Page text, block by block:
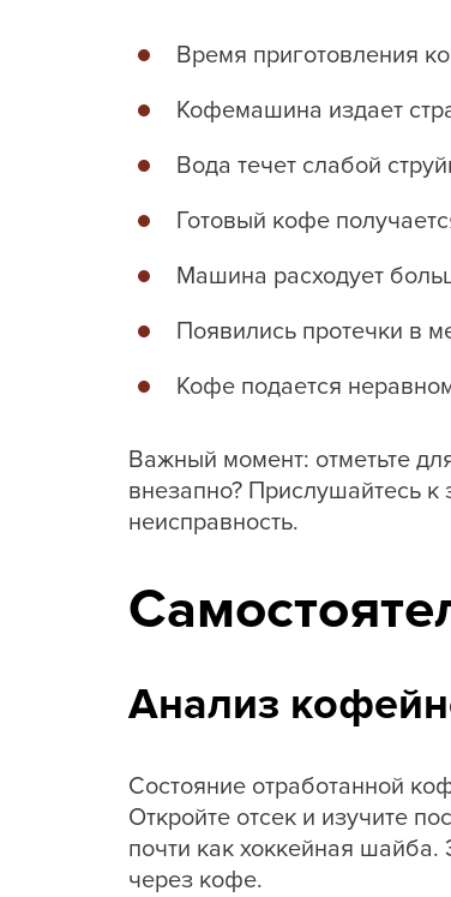
Время приготовления
Кофемашина издает
Вода течет слабой
Готовый кофе
Машина расходует
Появились протечки в
Кофе подается
Важный момент: отметьте
внезапно? Прислушайтесь
неисправность.
Анализ
Состояние отработанной
Откройте отсек и изучите
почти как хоккейная шайба.
через кофе.